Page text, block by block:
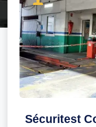
Sécuritest